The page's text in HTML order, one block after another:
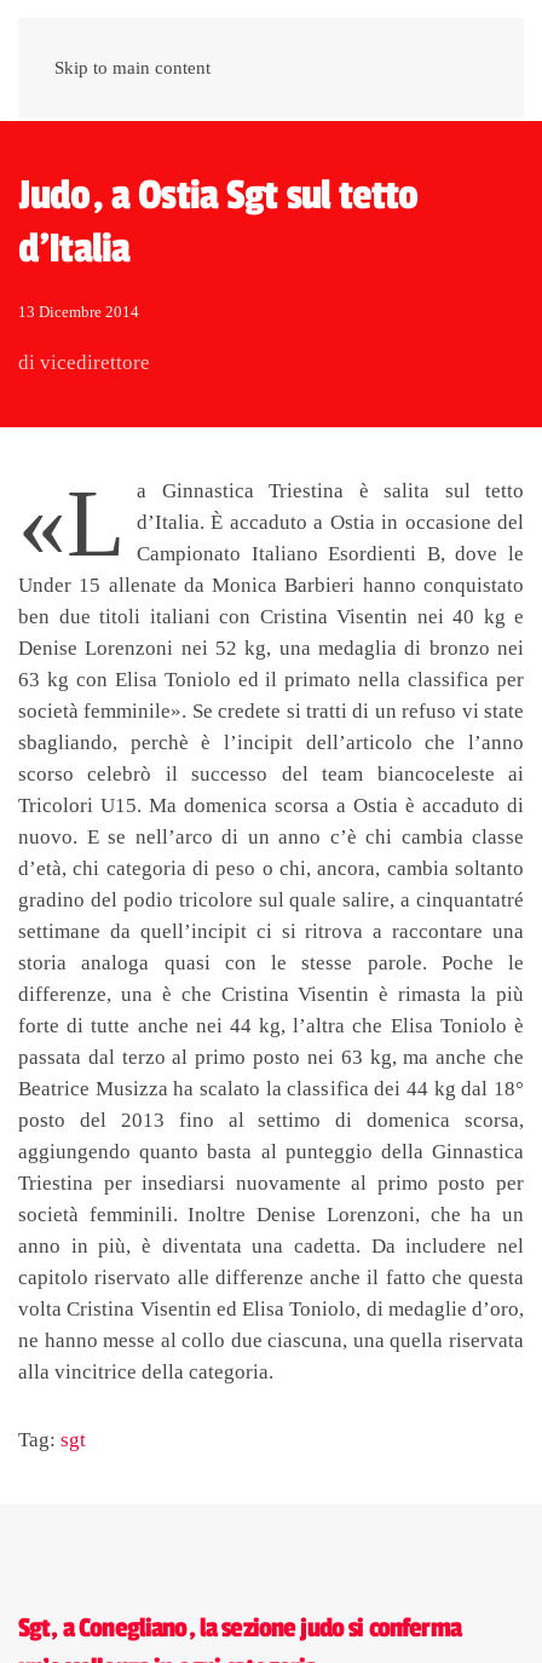
Skip to main content
Judo, a Ostia Sgt sul tetto
d'Italia
13 Dicembre 2014
di vicedirettore
«L
a Ginnastica Triestina è salita sul tetto
d’Italia. È accaduto a Ostia in occasione del
Campionato Italiano Esordienti B, dove le
Under 15 allenate da Monica Barbieri hanno conquistato
ben due titoli italiani con Cristina Visentin nei 40 kg e
Denise Lorenzoni nei 52 kg, una medaglia di bronzo nei
63 kg con Elisa Toniolo ed il primato nella classifica per
società femminile». Se credete si tratti di un refuso vi state
sbagliando, perchè è l’incipit dell’articolo che l’anno
scorso celebrò il successo del team biancoceleste ai
Tricolori U15. Ma domenica scorsa a Ostia è accaduto di
nuovo. E se nell’arco di un anno c’è chi cambia classe
d’età, chi categoria di peso o chi, ancora, cambia soltanto
gradino del podio tricolore sul quale salire, a cinquantatré
settimane da quell’incipit ci si ritrova a raccontare una
storia analoga quasi con le stesse parole. Poche le
differenze, una è che Cristina Visentin è rimasta la più
forte di tutte anche nei 44 kg, l’altra che Elisa Toniolo è
passata dal terzo al primo posto nei 63 kg, ma anche che
Beatrice Musizza ha scalato la classifica dei 44 kg dal 18°
posto del 2013 fino al settimo di domenica scorsa,
aggiungendo quanto basta al punteggio della Ginnastica
Triestina per insediarsi nuovamente al primo posto per
società femminili. Inoltre Denise Lorenzoni, che ha un
anno in più, è diventata una cadetta. Da includere nel
capitolo riservato alle differenze anche il fatto che questa
volta Cristina Visentin ed Elisa Toniolo, di medaglie d’oro,
ne hanno messe al collo due ciascuna, una quella riservata
alla vincitrice della categoria.
Tag: sgt
Sgt, a Conegliano, la sezione judo si conferma